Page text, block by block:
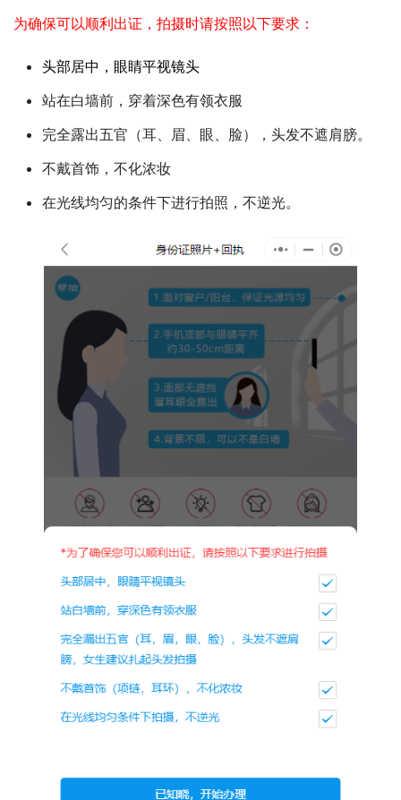
为确保可以顺利出证，拍摄时请按照以下要求：
头部居中，眼睛平视镜头
站在白墙前，穿着深色有领衣服
完全露出五官（耳、眉、眼、脸），头发不遮肩膀。
不戴首饰，不化浓妆
在光线均匀的条件下进行拍照，不逆光。